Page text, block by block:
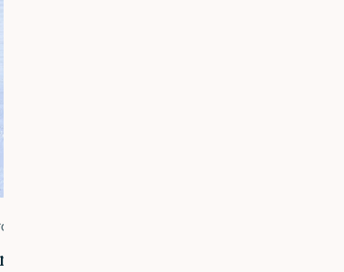
& KÄNSLIG HUD
du tørr, stram og sprukken